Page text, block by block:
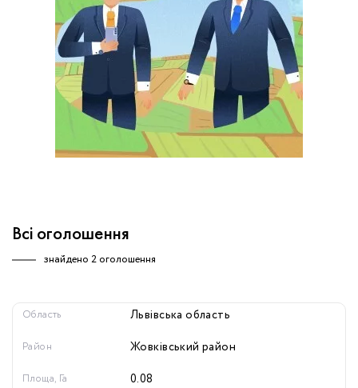
Всі оголошення
знайдено 2 оголошення
Область Львівська область
Район Жовківський район
Площа, Га 0.08
Немає облікового запису?
Зареєструватися
УВІЙТИ
обробку персональних даних.
ЗАМОВИТИ КОНСУЛЬТАЦІЮ